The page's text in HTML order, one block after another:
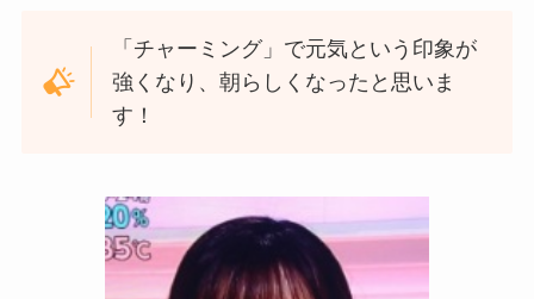
「チャーミング」で元気という印象が
強くなり、朝らしくなったと思いま
す！